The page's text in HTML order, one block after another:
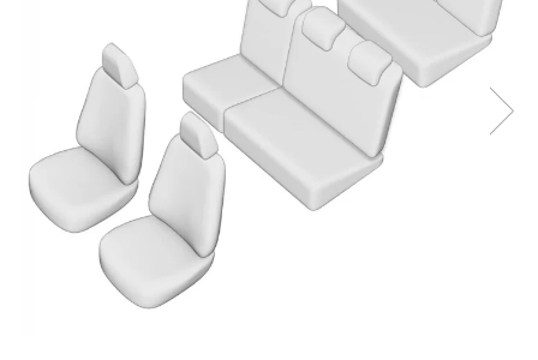
Buton Portbagaj
Alte Butoane/Comutatoare
Butoane Semnalizare
Schimbatoare Viteze
Accesorii Auto
Accesorii Auto Exterior
Husa Auto / Prelata Auto
Paravanturi Auto / Deflectoare Aer